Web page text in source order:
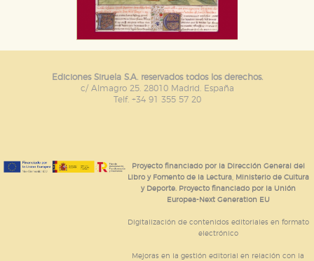
Ediciones Siruela S.A. reservados todos los derechos.
c/ Almagro 25. 28010 Madrid. España
Telf. +34 91 355 57 20
Proyecto financiado por la Dirección General del
Libro y Fomento de la Lectura, Ministerio de Cultura
y Deporte. Proyecto financiado por la Unión
Europea-Next Generation EU
Digitalización de contenidos editoriales en formato
electrónico
Mejoras en la gestión editorial en relación con la